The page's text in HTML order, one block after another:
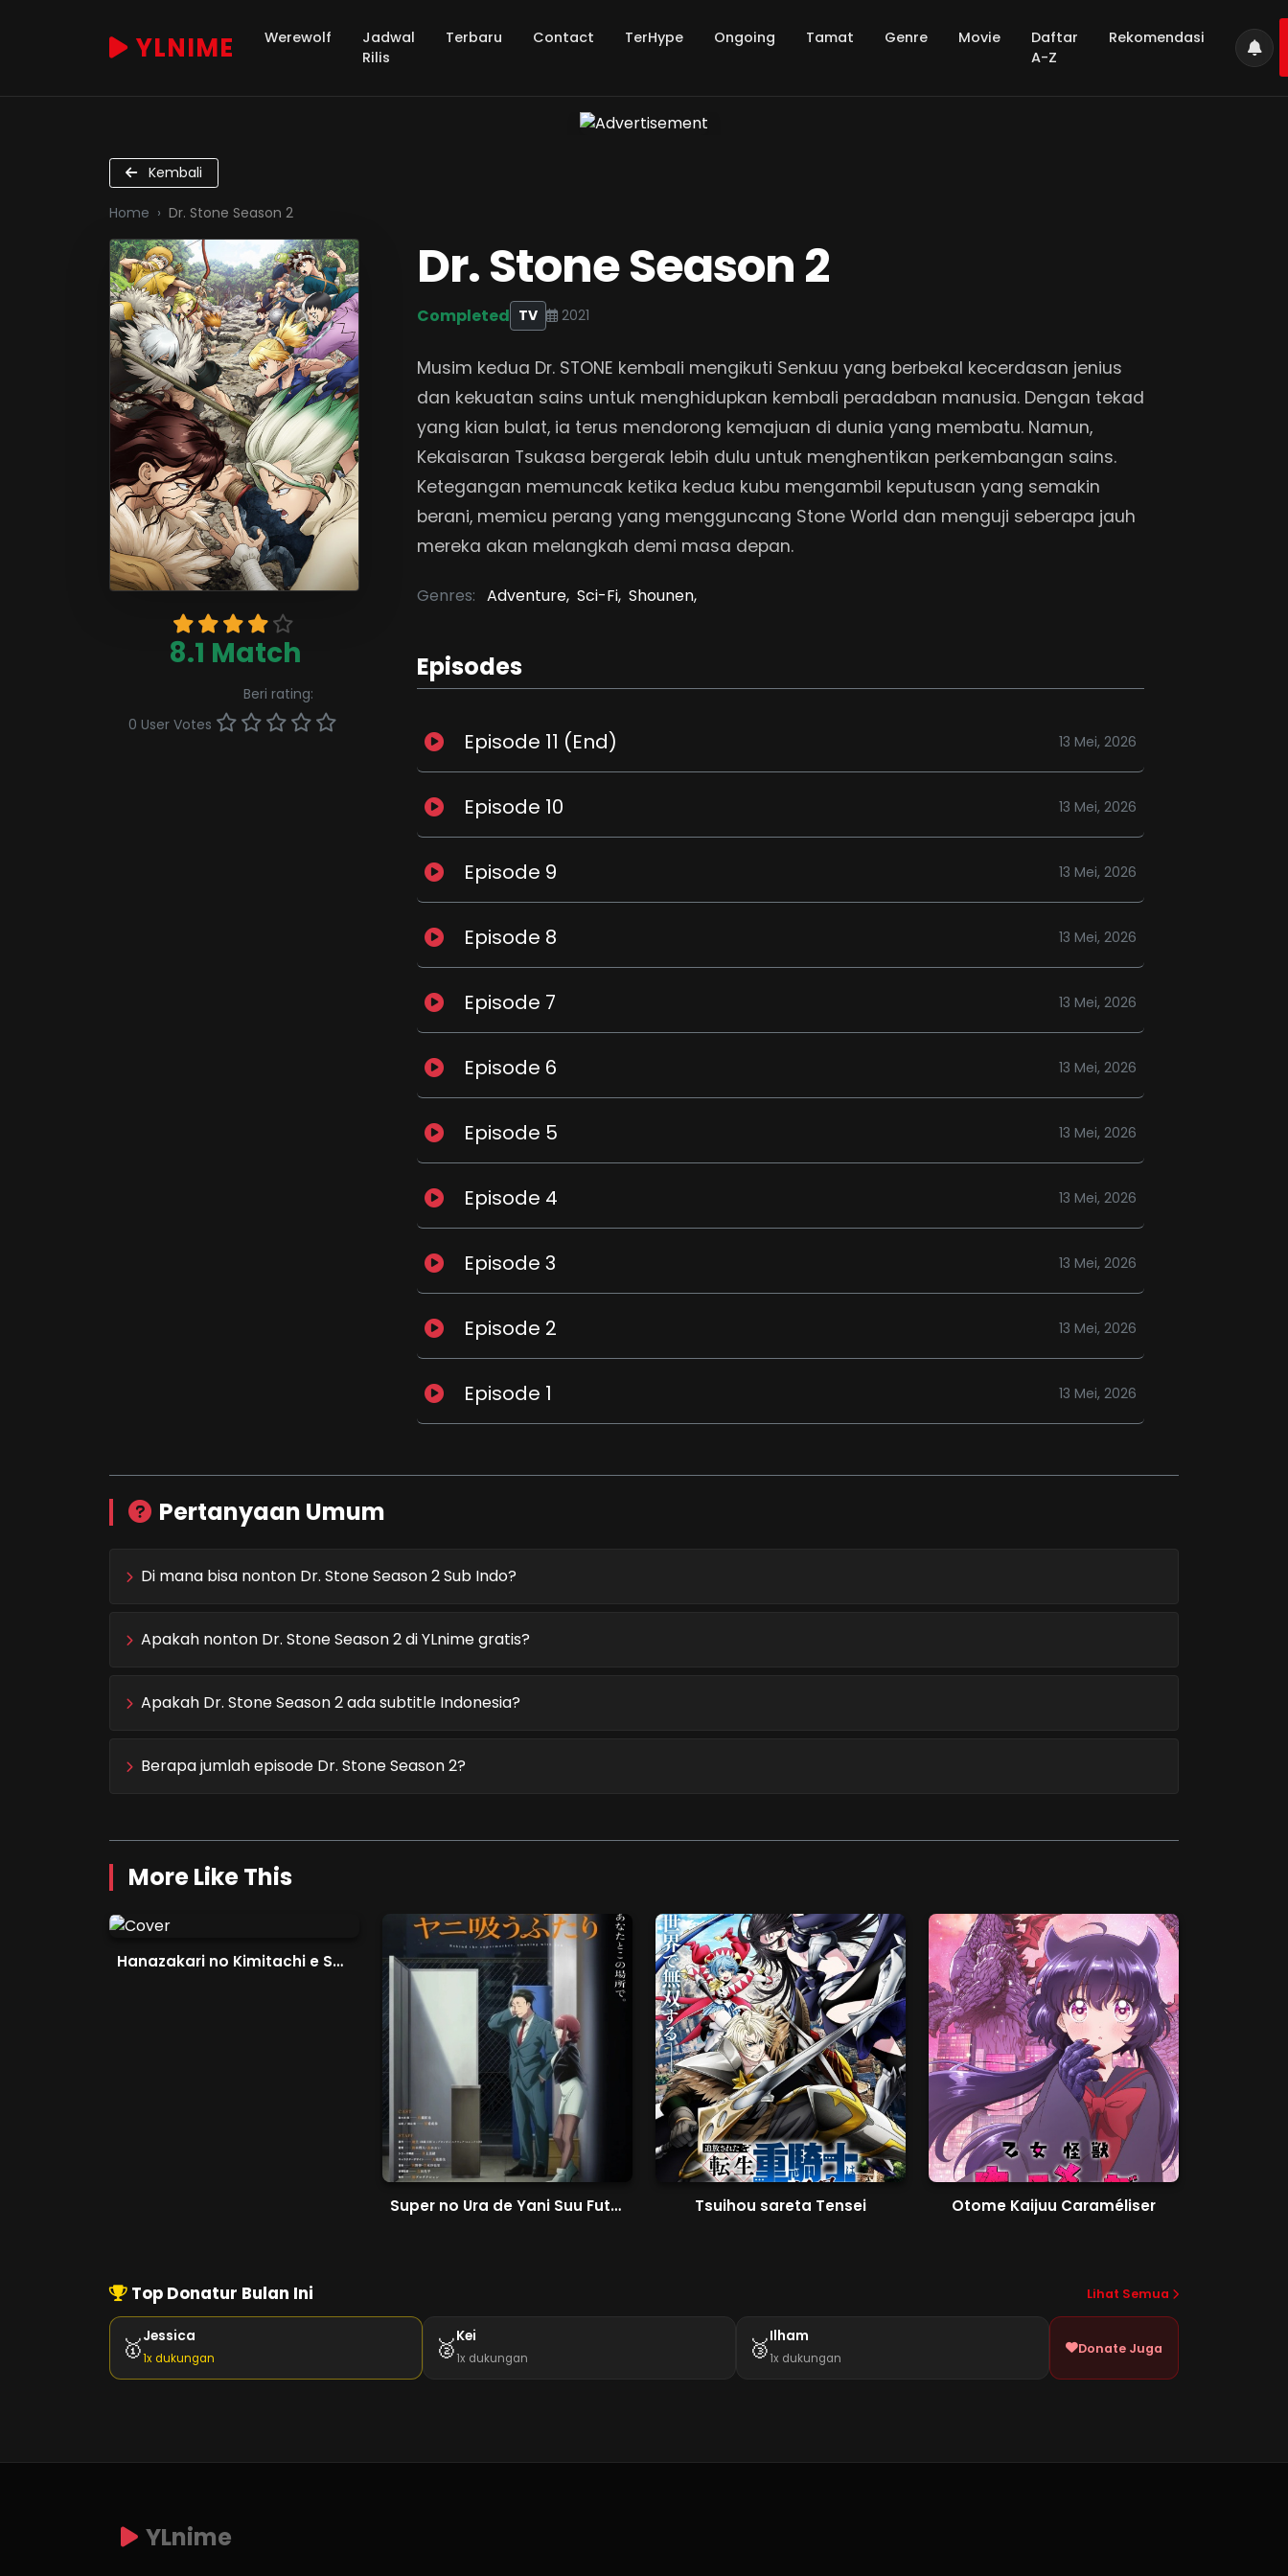
YLNIME Werewolf
Jadwal
Rilis
Terbaru Contact TerHype Ongoing Tamat Genre Movie
Daftar
A-Z
Rekomendasi
Kembali
Home Dr. Stone Season 2
8.1 Match
0 User Votes
Beri rating:
Dr. Stone Season 2
Completed TV 2021
Musim kedua Dr. STONE kembali mengikuti Senkuu yang berbekal kecerdasan jenius
dan kekuatan sains untuk menghidupkan kembali peradaban manusia. Dengan tekad
yang kian bulat, ia terus mendorong kemajuan di dunia yang membatu. Namun,
Kekaisaran Tsukasa bergerak lebih dulu untuk menghentikan perkembangan sains.
Ketegangan memuncak ketika kedua kubu mengambil keputusan yang semakin
berani, memicu perang yang mengguncang Stone World dan menguji seberapa jauh
mereka akan melangkah demi masa depan.
Genres: Adventure, Sci-Fi, Shounen,
Episodes
Episode 11 (End) 13 Mei, 2026
Episode 10 13 Mei, 2026
Episode 9 13 Mei, 2026
Episode 8 13 Mei, 2026
Episode 7 13 Mei, 2026
Episode 6 13 Mei, 2026
Episode 5 13 Mei, 2026
Episode 4 13 Mei, 2026
Episode 3 13 Mei, 2026
Episode 2 13 Mei, 2026
Episode 1 13 Mei, 2026
Pertanyaan Umum
Di mana bisa nonton Dr. Stone Season 2 Sub Indo?
Apakah nonton Dr. Stone Season 2 di YLnime gratis?
Apakah Dr. Stone Season 2 ada subtitle Indonesia?
Berapa jumlah episode Dr. Stone Season 2?
More Like This
Hanazakari no Kimitachi e Season 2
Super no Ura de Yani Suu Futari Tsuihou sareta Tensei Otome Kaijuu Caraméliser
Top Donatur Bulan Ini Lihat Semua
🥇Jessica
1x dukungan 🥈Kei
1x dukungan 🥉Ilham
1x dukungan
Donate Juga
YLnime